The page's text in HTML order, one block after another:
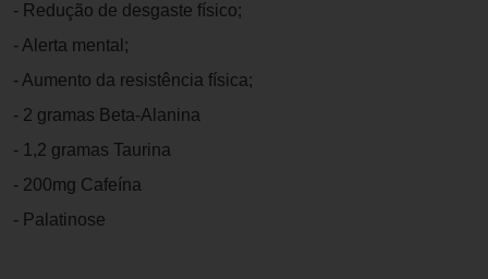
- Redução de desgaste físico;
- Alerta mental;
- Aumento da resistência física;
- 2 gramas Beta-Alanina
- 1,2 gramas Taurina
- 200mg Cafeína
- Palatinose